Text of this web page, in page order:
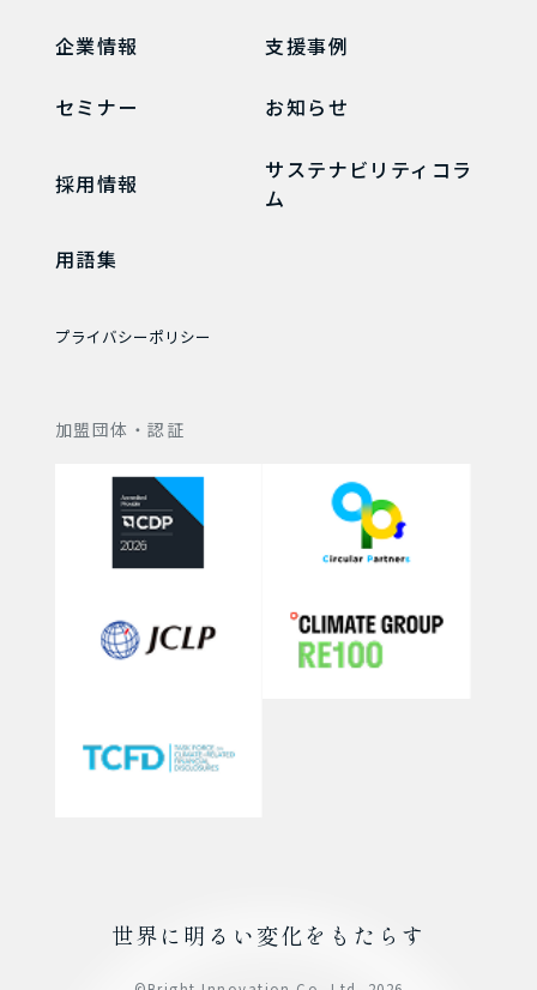
企業情報 支援事例
セミナー お知らせ
採用情報
サステナビリティコラ
ム
用語集
プライバシーポリシー
加盟団体・認証
世界に明るい変化をもたらす